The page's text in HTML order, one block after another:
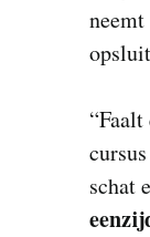
schat